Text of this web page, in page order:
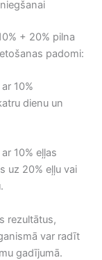
+ 20% pilna
padomi:
10%
dienu un
10% eļļas
uz 20% eļļu vai
rezultātus,
var radīt
gadījumā.